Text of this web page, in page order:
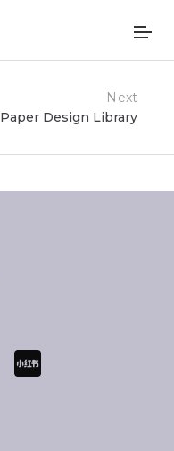
Next
Paper Design Library